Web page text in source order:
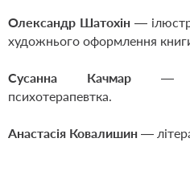
Олександр Шатохін —
художнього оформлення
Сусанна Качмар—
психотерапевтка.
Анастасія Ковалишин —